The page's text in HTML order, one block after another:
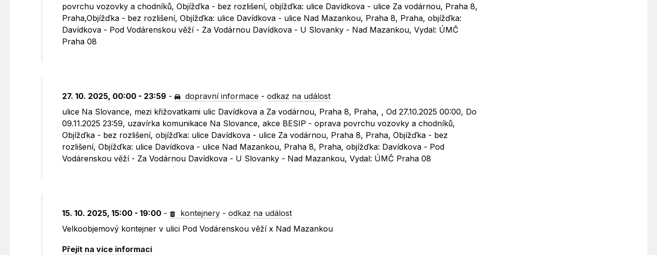
povrchu vozovky a chodníků, Objížďka - bez rozlišení, objížďka: ulice Davídkova - ulice Za vodárnou, Praha 8,
Praha,Objížďka - bez rozlišení, Objížďka: ulice Davídkova - ulice Nad Mazankou, Praha 8, Praha, objížďka:
Davídkova - Pod Vodárenskou věží - Za Vodárnou Davídkova - U Slovanky - Nad Mazankou, Vydal: ÚMČ
Praha 08
27. 10. 2025, 00:00 - 23:59 - dopravní informace -odkaz na událost
ulice Na Slovance, mezi křižovatkami ulic Davídkova a Za vodárnou, Praha 8, Praha, , Od 27.10.2025 00:00, Do
09.11.2025 23:59, uzavírka komunikace Na Slovance, akce BESIP - oprava povrchu vozovky a chodníků,
Objížďka - bez rozlišení, objížďka: ulice Davídkova - ulice Za vodárnou, Praha 8, Praha, Objížďka - bez
rozlišení, Objížďka: ulice Davídkova - ulice Nad Mazankou, Praha 8, Praha, objížďka: Davídkova - Pod
Vodárenskou věží - Za Vodárnou Davídkova - U Slovanky - Nad Mazankou, Vydal: ÚMČ Praha 08
15. 10. 2025, 15:00 - 19:00 - kontejnery -odkaz na událost
Velkoobjemový kontejner v ulici Pod Vodárenskou věží x Nad Mazankou
Přejít na více informací